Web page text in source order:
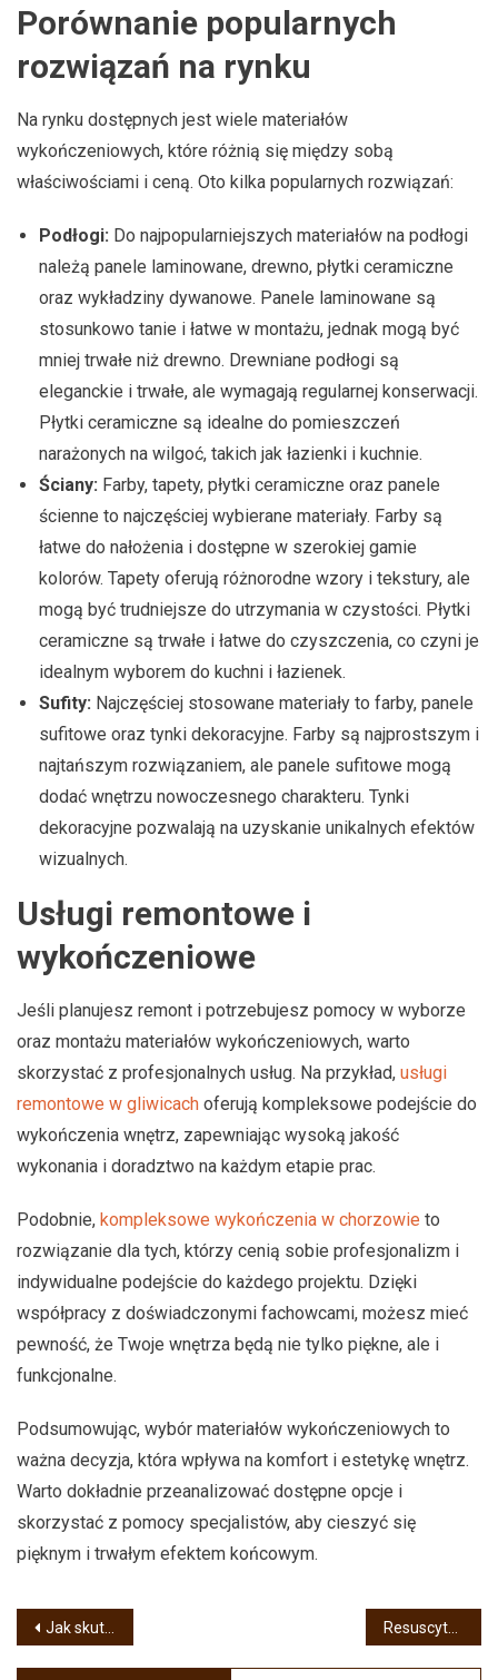
Porównanie popularnych
rozwiązań na rynku
Na rynku dostępnych jest wiele materiałów
wykończeniowych, które różnią się między sobą
właściwościami i ceną. Oto kilka popularnych rozwiązań:
Podłogi: Do najpopularniejszych materiałów na podłogi
należą panele laminowane, drewno, płytki ceramiczne
oraz wykładziny dywanowe. Panele laminowane są
stosunkowo tanie i łatwe w montażu, jednak mogą być
mniej trwałe niż drewno. Drewniane podłogi są
eleganckie i trwałe, ale wymagają regularnej konserwacji.
Płytki ceramiczne są idealne do pomieszczeń
narażonych na wilgoć, takich jak łazienki i kuchnie.
Ściany: Farby, tapety, płytki ceramiczne oraz panele
ścienne to najczęściej wybierane materiały. Farby są
łatwe do nałożenia i dostępne w szerokiej gamie
kolorów. Tapety oferują różnorodne wzory i tekstury, ale
mogą być trudniejsze do utrzymania w czystości. Płytki
ceramiczne są trwałe i łatwe do czyszczenia, co czyni je
idealnym wyborem do kuchni i łazienek.
Sufity: Najczęściej stosowane materiały to farby, panele
sufitowe oraz tynki dekoracyjne. Farby są najprostszym i
najtańszym rozwiązaniem, ale panele sufitowe mogą
dodać wnętrzu nowoczesnego charakteru. Tynki
dekoracyjne pozwalają na uzyskanie unikalnych efektów
wizualnych.
Usługi remontowe i
wykończeniowe
Jeśli planujesz remont i potrzebujesz pomocy w wyborze
oraz montażu materiałów wykończeniowych, warto
skorzystać z profesjonalnych usług. Na przykład, usługi
remontowe w gliwicach oferują kompleksowe podejście do
wykończenia wnętrz, zapewniając wysoką jakość
wykonania i doradztwo na każdym etapie prac.
Podobnie, kompleksowe wykończenia w chorzowie to
rozwiązanie dla tych, którzy cenią sobie profesjonalizm i
indywidualne podejście do każdego projektu. Dzięki
współpracy z doświadczonymi fachowcami, możesz mieć
pewność, że Twoje wnętrza będą nie tylko piękne, ale i
funkcjonalne.
Podsumowując, wybór materiałów wykończeniowych to
ważna decyzja, która wpływa na komfort i estetykę wnętrz.
Warto dokładnie przeanalizować dostępne opcje i
skorzystać z pomocy specjalistów, aby cieszyć się
pięknym i trwałym efektem końcowym.
Nawigacja
Jak skutecznie ukryć drobne uszkodzenia i otwory w meblach? Resuscytacja krążeniowo-oddechowa – krok po kroku